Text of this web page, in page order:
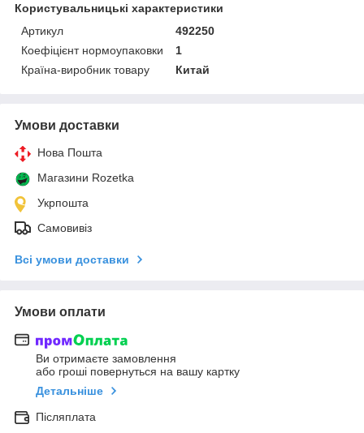
Користувальницькі характеристики
Артикул
492250
Коефіцієнт нормоупаковки
1
Країна-виробник товару
Китай
Умови доставки
Нова Пошта
Магазини Rozetka
Укрпошта
Самовивіз
Всі умови доставки
Умови оплати
Ви отримаєте замовлення
або гроші повернуться на вашу картку
Детальніше
Післяплата